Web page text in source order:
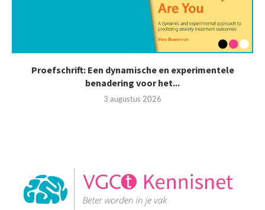
Proefschrift: Een dynamische en experimentele
benadering voor het...
3 augustus 2026